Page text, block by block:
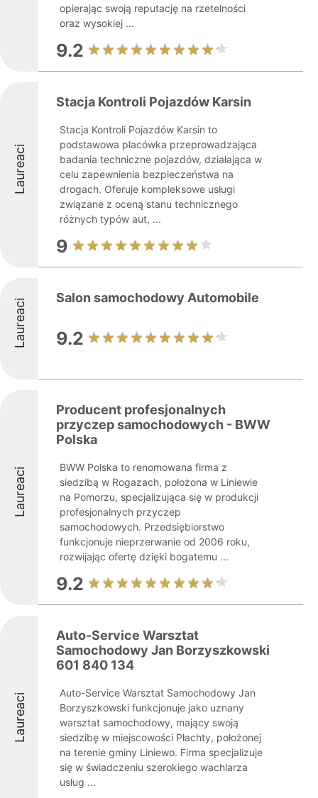
opierając swoją reputację na rzetelności
oraz wysokiej ...
9.2
Laureaci
Stacja Kontroli Pojazdów Karsin
Stacja Kontroli Pojazdów Karsin to
podstawowa placówka przeprowadzająca
badania techniczne pojazdów, działająca w
celu zapewnienia bezpieczeństwa na
drogach. Oferuje kompleksowe usługi
związane z oceną stanu technicznego
różnych typów aut, ...
9
Laureaci Salon samochodowy Automobile
9.2
Laureaci
Producent profesjonalnych
przyczep samochodowych - BWW
Polska
BWW Polska to renomowana firma z
siedzibą w Rogazach, położona w Liniewie
na Pomorzu, specjalizująca się w produkcji
profesjonalnych przyczep
samochodowych. Przedsiębiorstwo
funkcjonuje nieprzerwanie od 2006 roku,
rozwijając ofertę dzięki bogatemu ...
9.2
Laureaci
Auto-Service Warsztat
Samochodowy Jan Borzyszkowski
601 840 134
Auto-Service Warsztat Samochodowy Jan
Borzyszkowski funkcjonuje jako uznany
warsztat samochodowy, mający swoją
siedzibę w miejscowości Płachty, położonej
na terenie gminy Liniewo. Firma specjalizuje
się w świadczeniu szerokiego wachlarza
usług ...